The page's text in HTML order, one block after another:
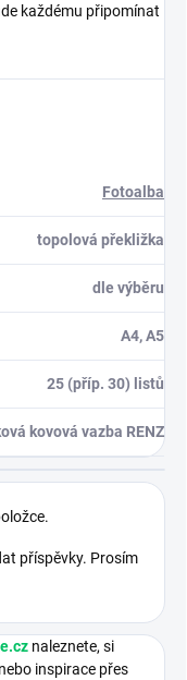
každému připomínat
Fotoalba
topolová překližka
dle výběru
A4, A5
25 (příp. 30) listů
kovová vazba RENZ
příspěvky. Prosím
naleznete, si
inspirace přes